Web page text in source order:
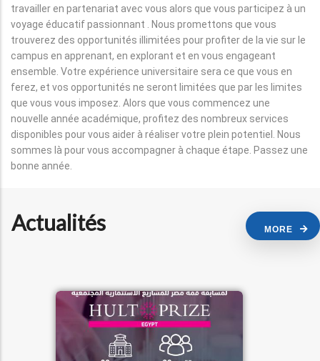
travailler en partenariat avec vous alors que vous participez à un
voyage éducatif passionnant . Nous promettons que vous
trouverez des opportunités illimitées pour profiter de la vie sur le
campus en apprenant, en explorant et en vous engageant
ensemble. Votre expérience universitaire sera ce que vous en
ferez, et vos opportunités ne seront limitées que par les limites
que vous vous imposez. Alors que vous commencez une
nouvelle année académique, profitez des nombreux services
disponibles pour vous aider à réaliser votre plein potentiel. Nous
sommes là pour vous accompagner à chaque étape. Passez une
bonne année.
Actualités MORE